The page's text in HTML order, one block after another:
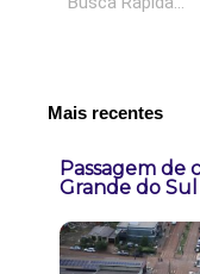
Mais recentes
Passagem de
Grande do